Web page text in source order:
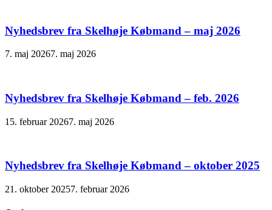
Nyhedsbrev fra Skelhøje Købmand – maj 2026
7. maj 20267. maj 2026
Nyhedsbrev fra Skelhøje Købmand – feb. 2026
15. februar 20267. maj 2026
Nyhedsbrev fra Skelhøje Købmand – oktober 2025
21. oktober 20257. februar 2026